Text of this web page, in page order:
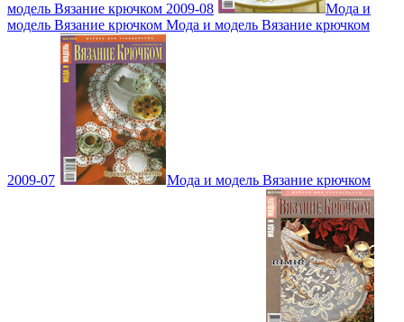
модель Вязание крючком 2009-08
Мода и
модель Вязание крючком Мода и модель Вязание крючком
2009-07 Мода и модель Вязание крючком